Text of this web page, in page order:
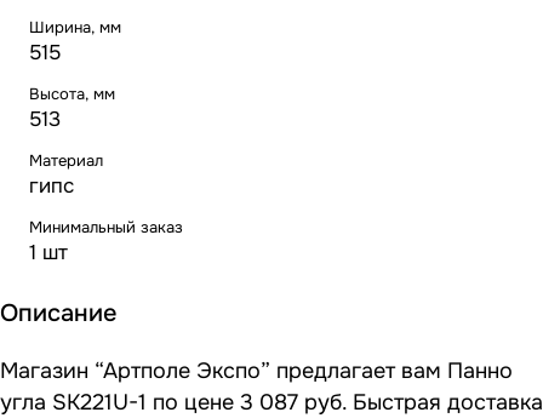
Ширина, мм
515
Высота, мм
513
Материал
гипс
Минимальный заказ
1 шт
Описание
Магазин “Артполе Экспо” предлагает вам Панно
угла SK221U-1 по цене 3 087 руб. Быстрая доставка